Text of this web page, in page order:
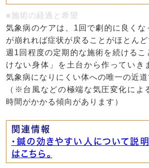
■施術の経過と希望
気象病のケアは、1回で劇的に良くな
が崩れれば症状が戻ることがほとんど
週1回程度の定期的な施術を続けるこ
けない身体」を土台から作っていき
気象病になりにくい体への唯一の近道
（※台風などの極端な気圧変化によ
時間がかかる傾向があります）
関連情報
・鍼の効きやすい人について説明
はこちら。